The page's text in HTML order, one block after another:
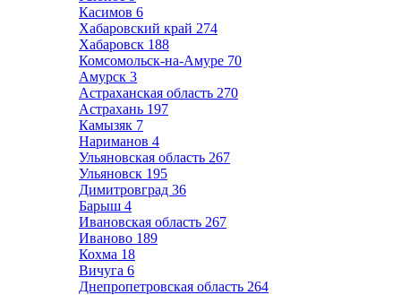
Касимов 6
Хабаровский край 274
Хабаровск 188
Комсомольск-на-Амуре 70
Амурск 3
Астраханская область 270
Астрахань 197
Камызяк 7
Нариманов 4
Ульяновская область 267
Ульяновск 195
Димитровград 36
Барыш 4
Ивановская область 267
Иваново 189
Кохма 18
Вичуга 6
Днепропетровская область 264